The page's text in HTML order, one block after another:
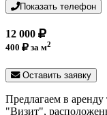
Показать телефон
12 000
400 за м2
Оставить заявку
Предлагаем в
"Визит",